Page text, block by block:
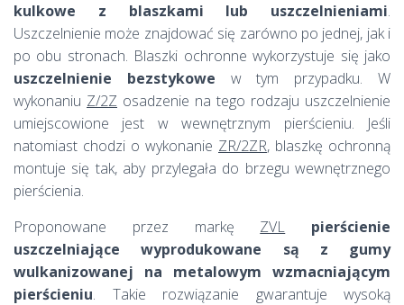
kulkowe z blaszkami lub uszczelnieniami.
Uszczelnienie może znajdować się zarówno po jednej, jak i
po obu stronach. Blaszki ochronne wykorzystuje się jako
uszczelnienie bezstykowe w tym przypadku. W
wykonaniu Z/2Z osadzenie na tego rodzaju uszczelnienie
umiejscowione jest w wewnętrznym pierścieniu. Jeśli
natomiast chodzi o wykonanie ZR/2ZR, blaszkę ochronną
montuje się tak, aby przylegała do brzegu wewnętrznego
pierścienia.
Proponowane przez markę ZVL
pierścienie
uszczelniające wyprodukowane są z gumy
wulkanizowanej na metalowym wzmacniającym
pierścieniu. Takie rozwiązanie gwarantuje wysoką